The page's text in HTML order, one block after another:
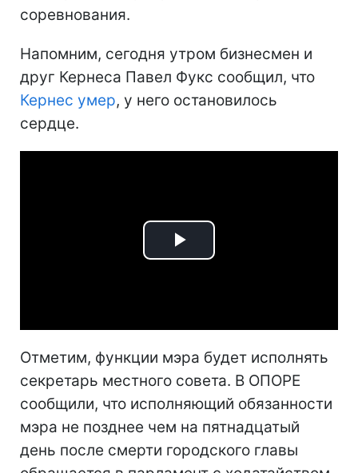
соревнования.
Напомним, сегодня утром бизнесмен и
друг Кернеса Павел Фукс сообщил, что
Кернес умер, у него остановилось
сердце.
Play
Отметим, функции мэра будет исполнять
секретарь местного совета. В ОПОРЕ
сообщили, что исполняющий обязанности
мэра не позднее чем на пятнадцатый
день после смерти городского главы